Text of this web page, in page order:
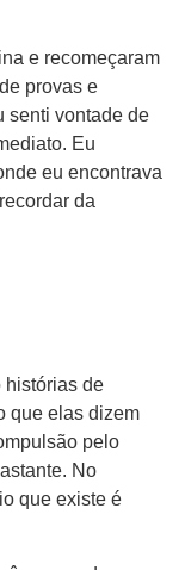
e recomeçaram
provas e
senti vontade de
Eu
eu encontrava
da
histórias de
que elas dizem
pelo
No
que existe é